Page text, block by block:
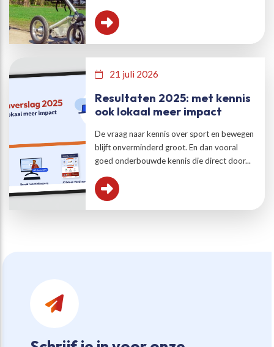
21 juli 2026
Resultaten 2025: met kennis
ook lokaal meer impact
De vraag naar kennis over sport en bewegen
blijft onverminderd groot. En dan vooral
goed onderbouwde kennis die direct door...